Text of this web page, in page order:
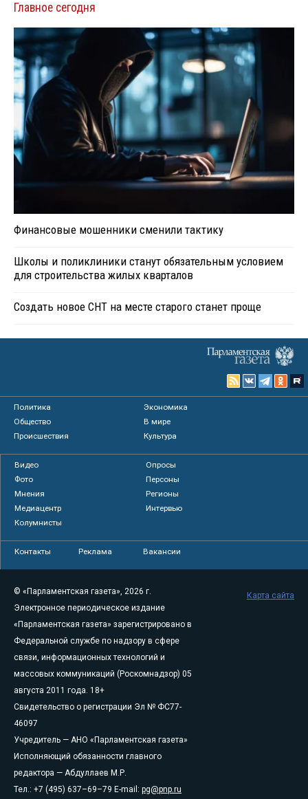
Главное сегодня
Финансовые мошенники сменили тактику
Школы и поликлиники станут обязательным условием
для строительства жилых кварталов
Создать новое СНТ на месте старого станет проще
Политика
Экономика
Общество
В мире
Происшествия
Культура
Видео
Опросы
Фото
Персоны
Мнения
Регионы
Медиацентр
Интервью
Колумнисты
Контакты Реклама Вакансии
© «Парламентская газета», 2026 г.
Электронное периодическое издание
«Парламентская газета» зарегистрировано в
Федеральной службе по надзору в сфере
связи, информационных технологий и
массовых коммуникаций (Роскомнадзор) 05
августа 2011 года. 18+
Свидетельство о регистрации Эл № ФС77-
46097
Учредитель — АНО «Парламентская газета»
Исполняющий обязанности главного
редактора — Абдуллаев М.Р.
Тел.: +7 (495) 637–69–79 E-mail: pg@pnp.ru
Карта сайта